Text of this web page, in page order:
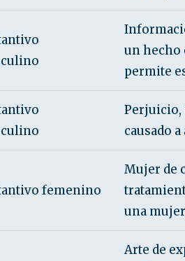
un hecho
permite
Perjuicio,
causado
femenino
Mujer de
una
Arte de